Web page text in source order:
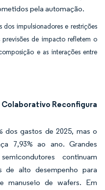
pela automação.
dos impulsionadores e restrições
de impacto refletem o
e as interações entre
Reconfigura
dos gastos de 2025, mas o
7,93% ao ano. Grandes
continuam
de alto desempenho para
manuseio de wafers. Em